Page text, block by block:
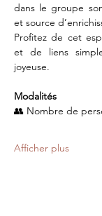
dans le groupe
et source
Profitez de cet
et de liens
joyeuse.
Modalités
👥 Nombre de
Afficher plus